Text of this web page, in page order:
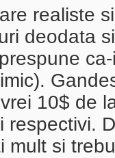
realiste
deodata
10$ de
respectivi.
mult si